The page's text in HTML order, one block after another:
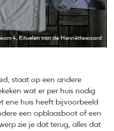
4, Rituelen van de Henriëttewaard
staat op een andere
wat er per huis nodig
ene huis heeft bijvoorbeeld
een opblaasboot of een
zie je dat terug, alles dat